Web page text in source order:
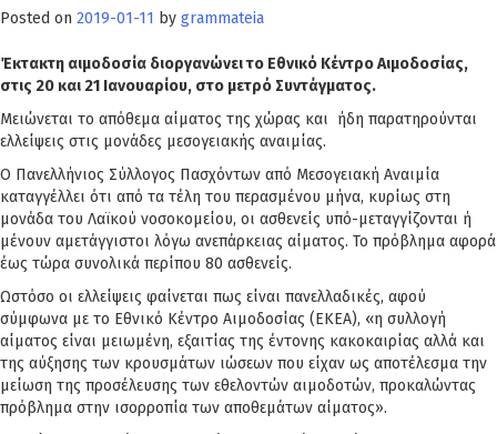
Posted on 2019-01-11 by grammateia
Έκτακτη αιμοδοσία διοργανώνει το Εθνικό Κέντρο Αιμοδοσίας,
στις 20 και 21 Ιανουαρίου, στο μετρό Συντάγματος.
Μειώνεται το απόθεμα αίματος της χώρας και ήδη παρατηρούνται
ελλείψεις στις μονάδες μεσογειακής αναιμίας.
Ο Πανελλήνιος Σύλλογος Πασχόντων από Μεσογειακή Αναιμία
καταγγέλλει ότι από τα τέλη του περασμένου μήνα, κυρίως στη
μονάδα του Λαϊκού νοσοκομείου, οι ασθενείς υπό-μεταγγίζονται ή
μένουν αμετάγγιστοι λόγω ανεπάρκειας αίματος. Το πρόβλημα αφορά
έως τώρα συνολικά περίπου 80 ασθενείς.
Ωστόσο οι ελλείψεις φαίνεται πως είναι πανελλαδικές, αφού
σύμφωνα με το Εθνικό Κέντρο Αιμοδοσίας (ΕΚΕΑ), «η συλλογή
αίματος είναι μειωμένη, εξαιτίας της έντονης κακοκαιρίας αλλά και
της αύξησης των κρουσμάτων ιώσεων που είχαν ως αποτέλεσμα την
μείωση της προσέλευσης των εθελοντών αιμοδοτών, προκαλώντας
πρόβλημα στην ισορροπία των αποθεμάτων αίματος».